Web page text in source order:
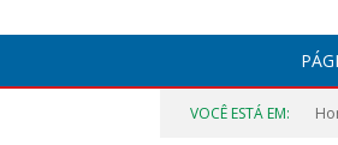
VOCÊ ESTÁ EM: